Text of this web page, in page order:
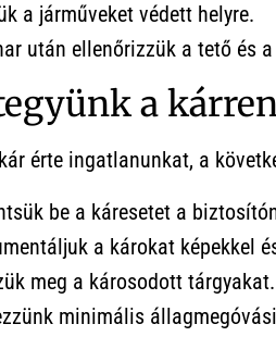
a járműveket védett helyre.
után ellenőrizzük a tető és
a
érte ingatlanunkat, a
be a káresetet a
a károkat képekkel
meg a károsodott tárgyakat.
minimális